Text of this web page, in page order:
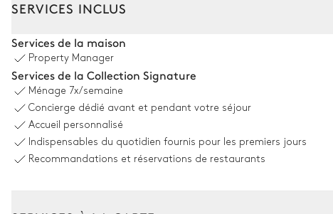
Vue panoramique sur le lac
Piscine
Non chauffée · Au chlore
Dimensions : L = 11m, l = 3m, profondeur = 1,38m
5Transats
SERVICES INCLUS
Services de la maison
Property Manager
Services de la Collection Signature
Ménage 7x/semaine
Concierge dédié avant et pendant votre séjour
Accueil personnalisé
Indispensables du quotidien fournis pour les premiers jours
Recommandations et réservations de restaurants